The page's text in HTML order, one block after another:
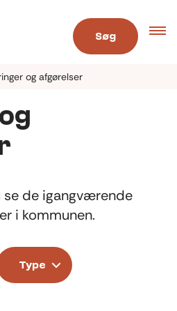
Søg
og afgørelser
se de igangværende
i kommunen.
Type